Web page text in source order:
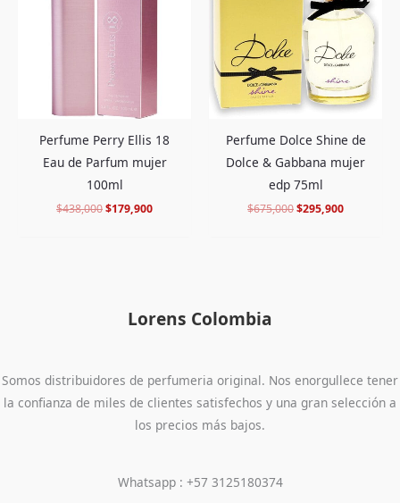
Perfume Perry Ellis 18
Eau de Parfum mujer
100ml
$438,000$179,900
Perfume Dolce Shine de
Dolce & Gabbana mujer
edp 75ml
$675,000
$675,000.
$295,900
$295,900.
Lorens Colombia
Somos distribuidores de perfumeria original. Nos enorgullece tener
la confianza de miles de clientes satisfechos y una gran selección a
los precios más bajos.
Whatsapp : +57 3125180374